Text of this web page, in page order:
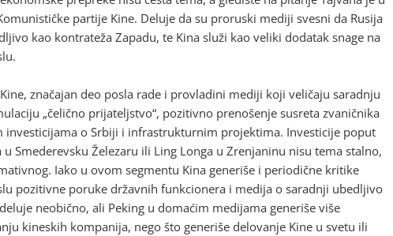
partije Kine. Deluje da su proruski mediji svesni da Rusija
kao kontrateža Zapadu, te Kina služi kao veliki dodatak snage na
značajan deo posla rade i provladini mediji koji veličaju saradnju
„čelično prijateljstvo“, pozitivno prenošenje susreta zvaničnika
investicijama o Srbiji i infrastrukturnim projektima. Investicije poput
Smederevsku Železaru ili Ling Longa u Zrenjaninu nisu tema stalno,
Iako u ovom segmentu Kina generiše i periodične kritike
pozitivne poruke državnih funkcionera i medija o saradnji ubedljivo
neobično, ali Peking u domaćim medijama generiše više
kineskih kompanija, nego što generiše delovanje Kine u svetu ili